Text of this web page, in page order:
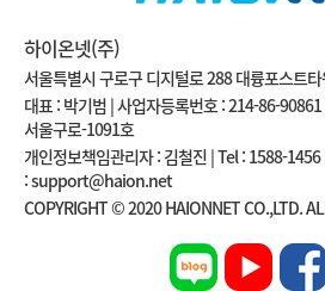
하이온넷(주)
서울특별시 구로구 디지털로 288 대륭포스트
대표 : 박기범 | 사업자등록번호 : 214-86-
서울구로-1091호
개인정보책임관리자 : 김철진 | Tel : 1588-
: support@haion.net
COPYRIGHT © 2020 HAIONNET CO.,LTD.